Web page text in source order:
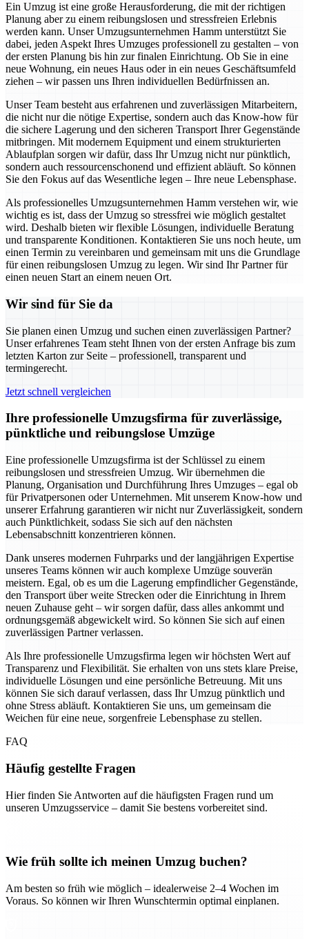
Ein Umzug ist eine große Herausforderung, die mit der richtigen
Planung aber zu einem reibungslosen und stressfreien Erlebnis
werden kann. Unser Umzugsunternehmen Hamm unterstützt Sie
dabei, jeden Aspekt Ihres Umzuges professionell zu gestalten – von
der ersten Planung bis hin zur finalen Einrichtung. Ob Sie in eine
neue Wohnung, ein neues Haus oder in ein neues Geschäftsumfeld
ziehen – wir passen uns Ihren individuellen Bedürfnissen an.
Unser Team besteht aus erfahrenen und zuverlässigen Mitarbeitern,
die nicht nur die nötige Expertise, sondern auch das Know-how für
die sichere Lagerung und den sicheren Transport Ihrer Gegenstände
mitbringen. Mit modernem Equipment und einem strukturierten
Ablaufplan sorgen wir dafür, dass Ihr Umzug nicht nur pünktlich,
sondern auch ressourcenschonend und effizient abläuft. So können
Sie den Fokus auf das Wesentliche legen – Ihre neue Lebensphase.
Als professionelles Umzugsunternehmen Hamm verstehen wir, wie
wichtig es ist, dass der Umzug so stressfrei wie möglich gestaltet
wird. Deshalb bieten wir flexible Lösungen, individuelle Beratung
und transparente Konditionen. Kontaktieren Sie uns noch heute, um
einen Termin zu vereinbaren und gemeinsam mit uns die Grundlage
für einen reibungslosen Umzug zu legen. Wir sind Ihr Partner für
einen neuen Start an einem neuen Ort.
Wir sind für Sie da
Sie planen einen Umzug und suchen einen zuverlässigen Partner?
Unser erfahrenes Team steht Ihnen von der ersten Anfrage bis zum
letzten Karton zur Seite – professionell, transparent und
termingerecht.
Jetzt schnell vergleichen
Ihre professionelle Umzugsfirma für zuverlässige,
pünktliche und reibungslose Umzüge
Eine professionelle Umzugsfirma ist der Schlüssel zu einem
reibungslosen und stressfreien Umzug. Wir übernehmen die
Planung, Organisation und Durchführung Ihres Umzuges – egal ob
für Privatpersonen oder Unternehmen. Mit unserem Know-how und
unserer Erfahrung garantieren wir nicht nur Zuverlässigkeit, sondern
auch Pünktlichkeit, sodass Sie sich auf den nächsten
Lebensabschnitt konzentrieren können.
Dank unseres modernen Fuhrparks und der langjährigen Expertise
unseres Teams können wir auch komplexe Umzüge souverän
meistern. Egal, ob es um die Lagerung empfindlicher Gegenstände,
den Transport über weite Strecken oder die Einrichtung in Ihrem
neuen Zuhause geht – wir sorgen dafür, dass alles ankommt und
ordnungsgemäß abgewickelt wird. So können Sie sich auf einen
zuverlässigen Partner verlassen.
Als Ihre professionelle Umzugsfirma legen wir höchsten Wert auf
Transparenz und Flexibilität. Sie erhalten von uns stets klare Preise,
individuelle Lösungen und eine persönliche Betreuung. Mit uns
können Sie sich darauf verlassen, dass Ihr Umzug pünktlich und
ohne Stress abläuft. Kontaktieren Sie uns, um gemeinsam die
Weichen für eine neue, sorgenfreie Lebensphase zu stellen.
FAQ
Häufig gestellte Fragen
Hier finden Sie Antworten auf die häufigsten Fragen rund um
unseren Umzugsservice – damit Sie bestens vorbereitet sind.
Wie früh sollte ich meinen Umzug buchen?
Am besten so früh wie möglich – idealerweise 2–4 Wochen im
Voraus. So können wir Ihren Wunschtermin optimal einplanen.